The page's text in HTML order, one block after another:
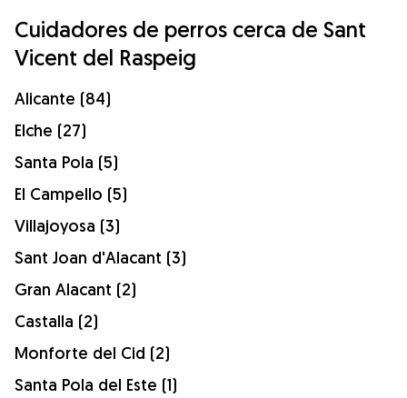
Cuidadores de perros cerca de Sant
Vicent del Raspeig
Alicante (84)
Elche (27)
Santa Pola (5)
El Campello (5)
Villajoyosa (3)
Sant Joan d'Alacant (3)
Gran Alacant (2)
Castalla (2)
Monforte del Cid (2)
Santa Pola del Este (1)